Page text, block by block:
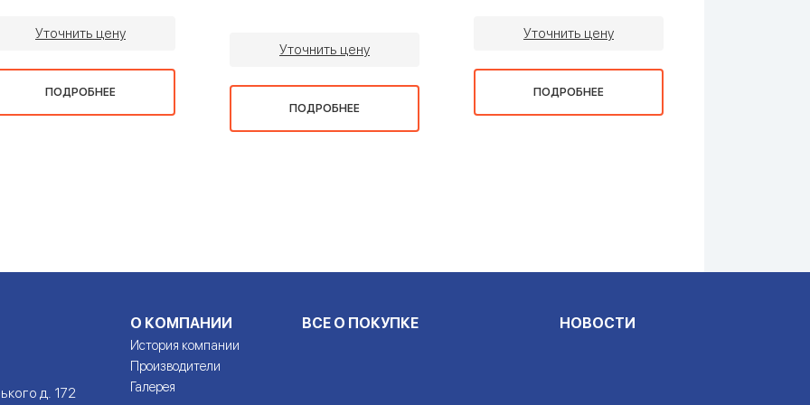
Уточнить цену
ПОДРОБНЕЕ
Уточнить цену
ПОДРОБНЕЕ
Уточнить цену
ПОДРОБНЕЕ
д. 172
О КОМПАНИИ
История компании
Производители
Галерея
ВСЕ О ПОКУПКЕ НОВОСТИ